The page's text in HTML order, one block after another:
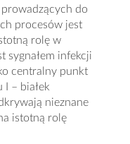
do
procesów jest
rolę w
sygnałem infekcji
centralny punkt
– białek
nieznane
istotną rolę